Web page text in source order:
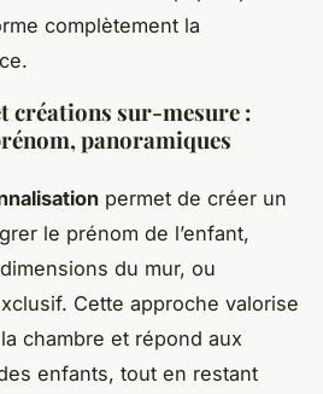
complètement la
créations sur-mesure :
panoramiques
permet de créer un
le prénom de l’enfant,
du mur, ou
Cette approche valorise
chambre et répond aux
enfants, tout en restant